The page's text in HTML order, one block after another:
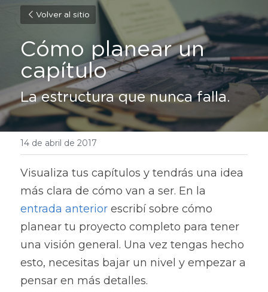
Volver al sitio
Cómo planear un
capítulo
La estructura que nunca falla.
14 de abril de 2017
Visualiza tus capítulos y tendrás una idea
entrada anterior escribí sobre cómo
planear tu proyecto completo para tener
una visión general. Una vez tengas hecho
esto, necesitas bajar un nivel y empezar a
pensar en más detalles.